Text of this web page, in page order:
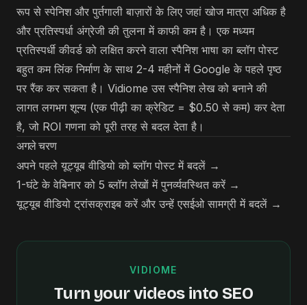
रूप से स्पेनिश और पुर्तगाली बाज़ारों के लिए जहां खोज मात्रा अधिक है
और प्रतिस्पर्धा अंग्रेजी की तुलना में काफी कम है। एक मध्यम
प्रतिस्पर्धी कीवर्ड को लक्षित करने वाला स्पैनिश भाषा का ब्लॉग पोस्ट
बहुत कम लिंक निर्माण के साथ 2-4 महीनों में Google के पहले पृष्ठ
पर रैंक कर सकता है। Vidiome उस स्पैनिश लेख को बनाने की
लागत लगभग शून्य (एक पीढ़ी का क्रेडिट = $0.50 से कम) कर देता
है, जो ROI गणना को पूरी तरह से बदल देता है।
अगले चरण
अपने पहले यूट्यूब वीडियो को ब्लॉग पोस्ट में बदलें →
1-घंटे के वेबिनार को 5 ब्लॉग लेखों में पुनर्व्यवस्थित करें →
यूट्यूब वीडियो ट्रांसक्राइब करें और उन्हें एसईओ सामग्री में बदलें →
VIDIOME
Turn your videos into SEO